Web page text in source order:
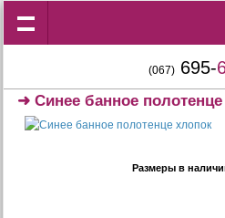
(067) 695-
➜Синее банное
Размеры в